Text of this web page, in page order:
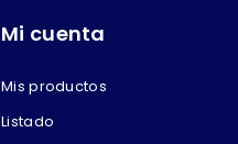
Mi cuenta
Mis productos
Listado